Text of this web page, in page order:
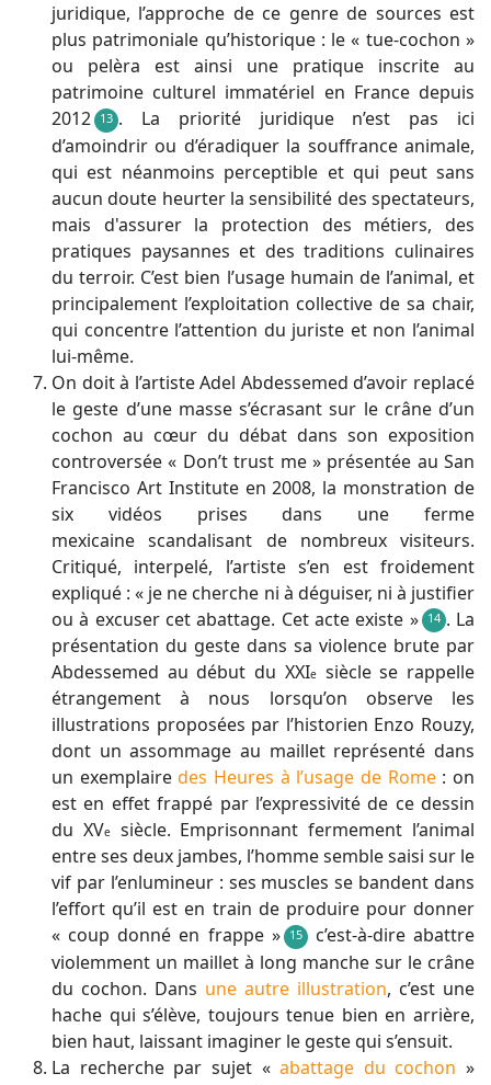
juridique, l’approche de ce genre de sources est
plus patrimoniale qu’historique : le « tue-cochon »
ou pelèra est ainsi une pratique inscrite au
patrimoine culturel immatériel en France depuis
2012 13 . La priorité juridique n’est pas ici
d’amoindrir ou d’éradiquer la souffrance animale,
qui est néanmoins perceptible et qui peut sans
aucun doute heurter la sensibilité des spectateurs,
mais d'assurer la protection des métiers, des
pratiques paysannes et des traditions culinaires
du terroir. C’est bien l’usage humain de l’animal, et
principalement l’exploitation collective de sa chair,
qui concentre l’attention du juriste et non l’animal
lui-même.
On doit à l’artiste Adel Abdessemed d’avoir replacé
le geste d’une masse s’écrasant sur le crâne d’un
cochon au cœur du débat dans son exposition
controversée « Don’t trust me » présentée au San
Francisco Art Institute en 2008, la monstration de
six vidéos prises dans une ferme
mexicaine scandalisant de nombreux visiteurs.
Critiqué, interpelé, l’artiste s’en est froidement
expliqué : « je ne cherche ni à déguiser, ni à justifier
ou à excuser cet abattage. Cet acte existe »
14 . La
présentation du geste dans sa violence brute par
Abdessemed au début du XXIesiècle se rappelle
étrangement à nous lorsqu’on observe les
illustrations proposées par l’historien Enzo Rouzy,
dont un assommage au maillet représenté dans
un exemplairedes Heures à l’usage de Rome: on
est en effet frappé par l’expressivité de ce dessin
du XVesiècle. Emprisonnant fermement l’animal
entre ses deux jambes, l’homme semble saisi sur le
vif par l’enlumineur : ses muscles se bandent dans
l’effort qu’il est en train de produire pour donner
« coup donné en frappe »
15 c’est-à-dire abattre
violemment un maillet à long manche sur le crâne
du cochon. Dans une autre illustration, c’est une
hache qui s’élève, toujours tenue bien en arrière,
bien haut, laissant imaginer le geste qui s’ensuit.
La recherche par sujet «abattage du cochon »